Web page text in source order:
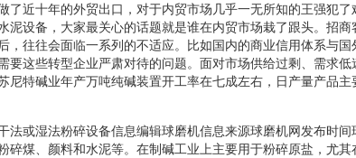
了近十年的外贸出口，对于内贸市场几乎一无所知的王强犯
泥设备，大家最关心的话题就是谁在内贸市场栽了跟头。招
，往往会面临一系列的不适应。比如国内的商业信用体系与
要这些转型企业严肃对待的问题。面对市场供给过剩、需求
尼特碱业年产万吨纯碱装置开工率在七成左右，日产量产品主
法或湿法粉碎设备信息编辑球磨机信息来源球磨机网发布时
碎煤、颜料和水泥等。在制碱工业上主要用于粉碎原盐，尤